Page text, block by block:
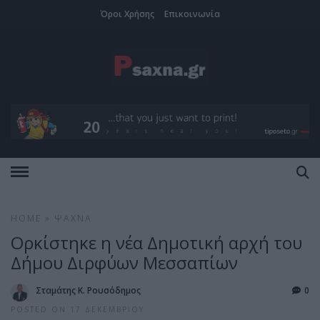
Όροι Χρήσης Επικοινωνία
HOME ΨΑΧΝΆ
Ορκίστηκε η νέα Δημοτική αρχή του
Δήμου Διρφύων Μεσσαπίων
Σταμάτης Κ. Ρουσόδημος
POSTED ON 17 ΔΕΚΕΜΒΡΊΟΥ
0